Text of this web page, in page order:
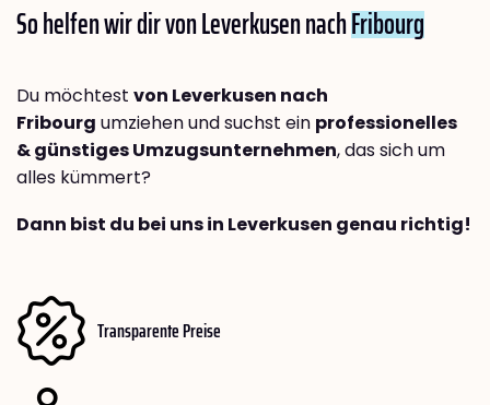
So helfen wir dir von Leverkusen nachFribourg
Du möchtest von Leverkusen nach
Fribourg umziehen und suchst ein professionelles
& günstiges Umzugsunternehmen, das sich um
alles kümmert?
Dann bist du bei uns in Leverkusen genau richtig!
Transparente Preise